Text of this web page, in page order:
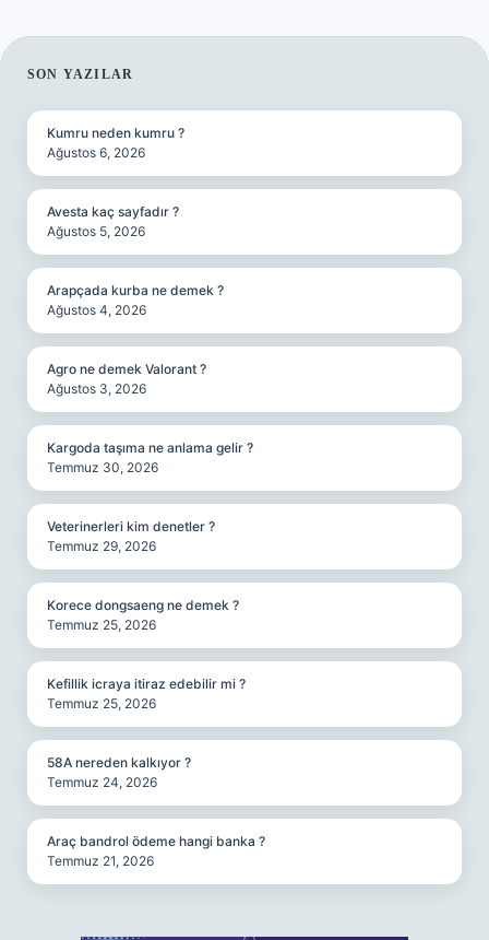
SIDEBAR
SON YAZILAR
Kumru neden kumru ?
Ağustos 6, 2026
Avesta kaç sayfadır ?
Ağustos 5, 2026
Arapçada kurba ne demek ?
Ağustos 4, 2026
Agro ne demek Valorant ?
Ağustos 3, 2026
Kargoda taşıma ne anlama gelir ?
Temmuz 30, 2026
Veterinerleri kim denetler ?
Temmuz 29, 2026
Korece dongsaeng ne demek ?
Temmuz 25, 2026
Kefillik icraya itiraz edebilir mi ?
Temmuz 25, 2026
58A nereden kalkıyor ?
Temmuz 24, 2026
Araç bandrol ödeme hangi banka ?
Temmuz 21, 2026